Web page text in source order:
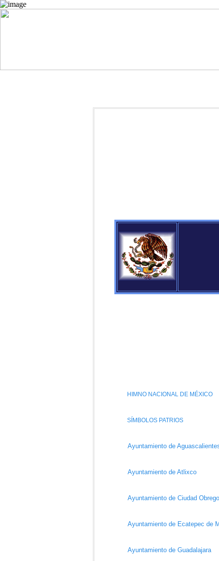
HIMNO NACIONAL DE MÉXICO
SÍMBOLOS PATRIOS
Ayuntamiento de
Ayuntamiento de Atlixco
Ayuntamiento de Ciudad
Ayuntamiento de Ecatepec de
Ayuntamiento de Guadalajara